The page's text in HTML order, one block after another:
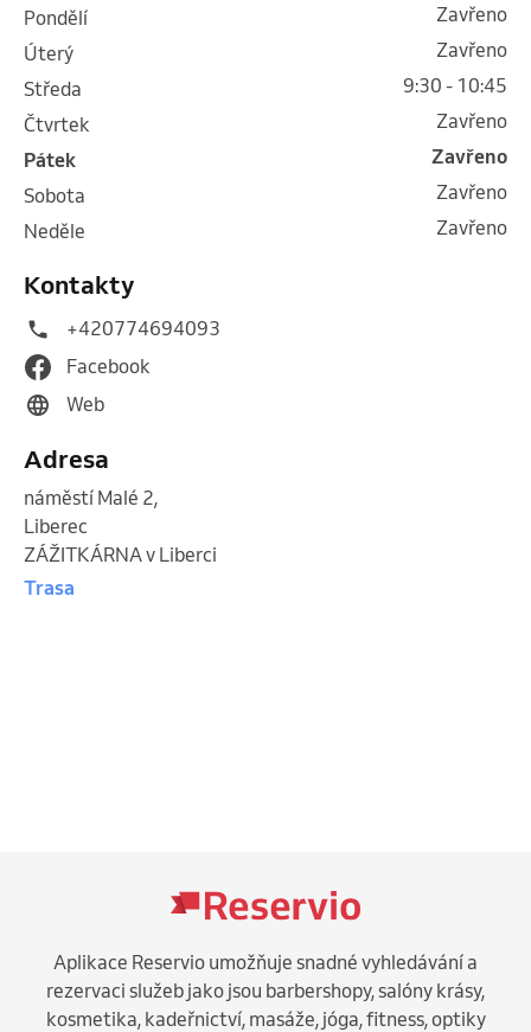
pondělí
Zavřeno
úterý
Zavřeno
středa
9:30 - 10:45
čtvrtek
Zavřeno
pátek
Zavřeno
sobota
Zavřeno
neděle
Zavřeno
Kontakty
+420774694093
Facebook
Web
Adresa
náměstí Malé 2,
Liberec
ZÁŽITKÁRNA v Liberci
Trasa
Aplikace Reservio umožňuje snadné vyhledávání a
rezervaci služeb jako jsou barbershopy, salóny krásy,
kosmetika, kadeřnictví, masáže, jóga, fitness, optiky